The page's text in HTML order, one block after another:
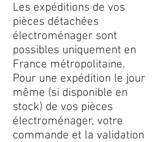
Les expéditions de vos
pièces détachées
électroménager sont
possibles uniquement en
France métropolitaine.
Pour une expédition le jour
même (si disponible en
stock) de vos pièces
électroménager, votre
commande et la validation